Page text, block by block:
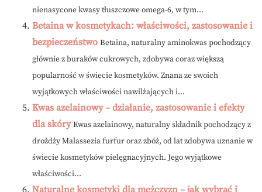
nienasycone kwasy tłuszczowe omega-6, w tym...
Betaina w kosmetykach: właściwości, zastosowanie i
bezpieczeństwo Betaina, naturalny aminokwas pochodzący
głównie z buraków cukrowych, zdobywa coraz większą
popularność w świecie kosmetyków. Znana ze swoich
wyjątkowych właściwości nawilżających i...
Kwas azelainowy – działanie, zastosowanie i efekty
dla skóry Kwas azelainowy, naturalny składnik pochodzący z
drożdży Malassezia furfur oraz zbóż, od lat zdobywa uznanie w
świecie kosmetyków pielęgnacyjnych. Jego wyjątkowe
właściwości...